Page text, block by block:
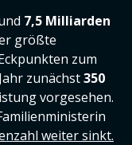
7,5 Milliarden
größte
zum
zunächst350
vorgesehen.
weiter sinkt.